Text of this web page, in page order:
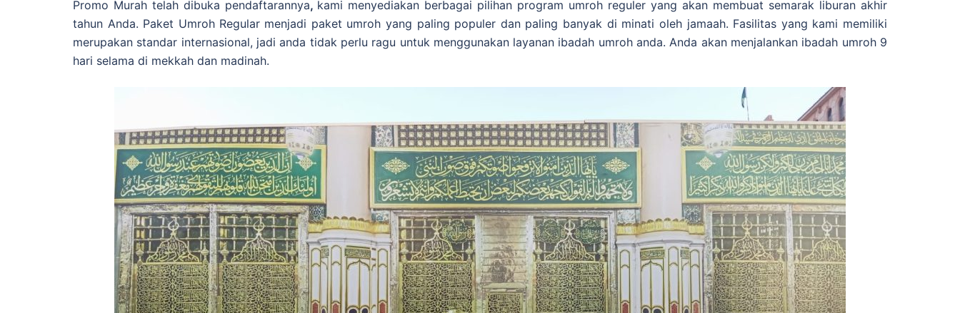
Promo Murah telah dibuka pendaftarannya, kami menyediakan berbagai pilihan program umroh reguler yang akan membuat semarak liburan akhir
tahun Anda. Paket Umroh Regular menjadi paket umroh yang paling populer dan paling banyak di minati oleh jamaah. Fasilitas yang kami memiliki
merupakan standar internasional, jadi anda tidak perlu ragu untuk menggunakan layanan ibadah umroh anda. Anda akan menjalankan ibadah umroh 9
hari selama di mekkah dan madinah.